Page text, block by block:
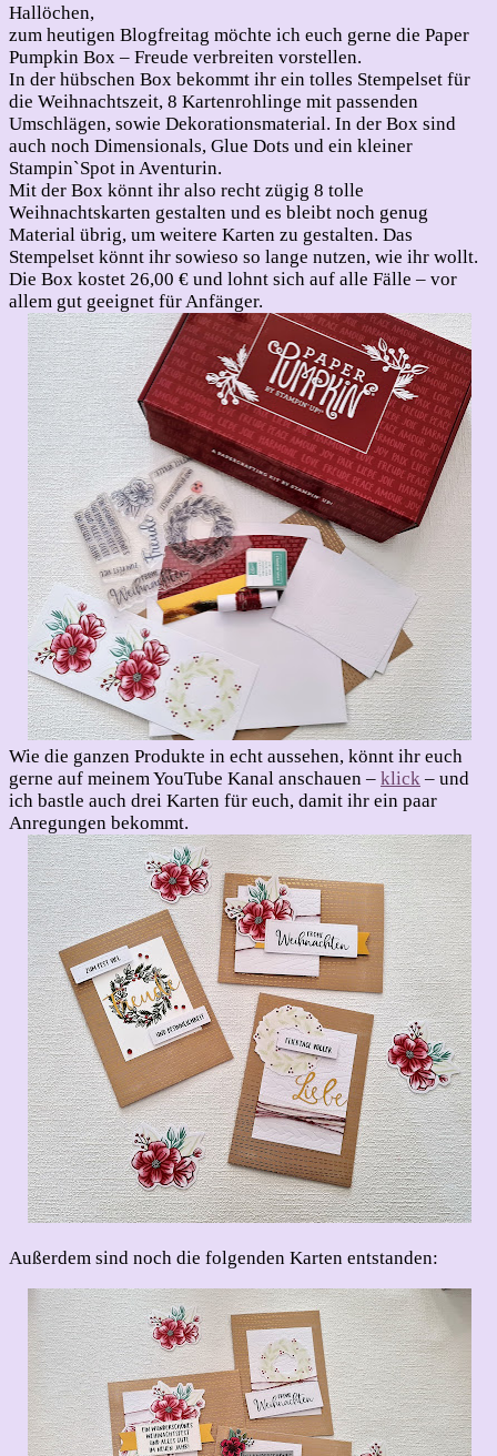
Hallöchen,
zum heutigen Blogfreitag möchte ich euch gerne die Paper
Pumpkin Box – Freude verbreiten vorstellen.
In der hübschen Box bekommt ihr ein tolles Stempelset für
die Weihnachtszeit, 8 Kartenrohlinge mit passenden
Umschlägen, sowie Dekorationsmaterial. In der Box sind
auch noch Dimensionals, Glue Dots und ein kleiner
Stampin`Spot in Aventurin.
Mit der Box könnt ihr also recht zügig 8 tolle
Weihnachtskarten gestalten und es bleibt noch genug
Material übrig, um weitere Karten zu gestalten. Das
Stempelset könnt ihr sowieso so lange nutzen, wie ihr wollt.
Die Box kostet 26,00 € und lohnt sich auf alle Fälle – vor
allem gut geeignet für Anfänger.
Wie die ganzen Produkte in echt aussehen, könnt ihr euch
gerne auf meinem YouTube Kanal anschauen – klick – und
ich bastle auch drei Karten für euch, damit ihr ein paar
Anregungen bekommt.
Außerdem sind noch die folgenden Karten entstanden: